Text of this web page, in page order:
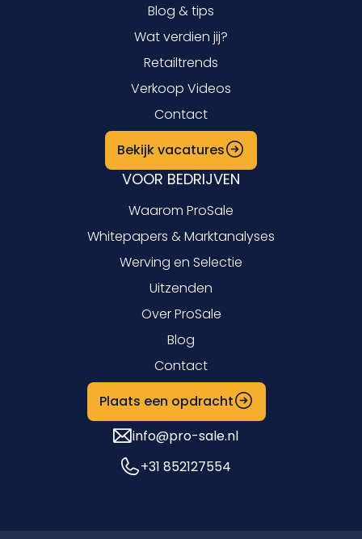
Blog & tips
Wat verdien jij?
Retailtrends
Verkoop Videos
Contact
Bekijk vacatures
VOOR BEDRIJVEN
Waarom ProSale
Whitepapers & Marktanalyses
Werving en Selectie
Uitzenden
Over ProSale
Blog
Contact
Plaats een opdracht
info@pro-sale.nl
+31 852127554